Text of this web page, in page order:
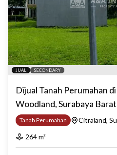
JUAL SECONDARY
Dijual Tanah Perumahan
Woodland, Surabaya Barat
Tanah Perumahan
Citraland,
264m²